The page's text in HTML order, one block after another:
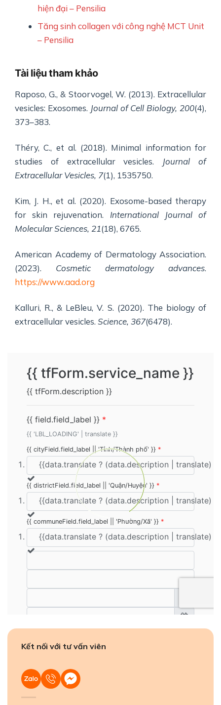
hiện đại – Pensilia
Tăng sinh collagen với công nghệ MCT Unit
– Pensilia
Tài liệu tham khảo
Raposo, G., & Stoorvogel, W. (2013). Extracellular
vesicles: Exosomes. Journal of Cell Biology, 200(4),
373–383.
Théry, C., et al. (2018). Minimal information for
studies of extracellular vesicles. Journal of
Extracellular Vesicles, 7(1), 1535750.
Kim, J. H., et al. (2020). Exosome-based therapy
for skin rejuvenation. International Journal of
Molecular Sciences, 21(18), 6765.
American Academy of Dermatology Association.
(2023). Cosmetic dermatology advances.
https://www.aad.org
Kalluri, R., & LeBleu, V. S. (2020). The biology of
extracellular vesicles. Science, 367(6478).
Kết nối với tư vấn viên